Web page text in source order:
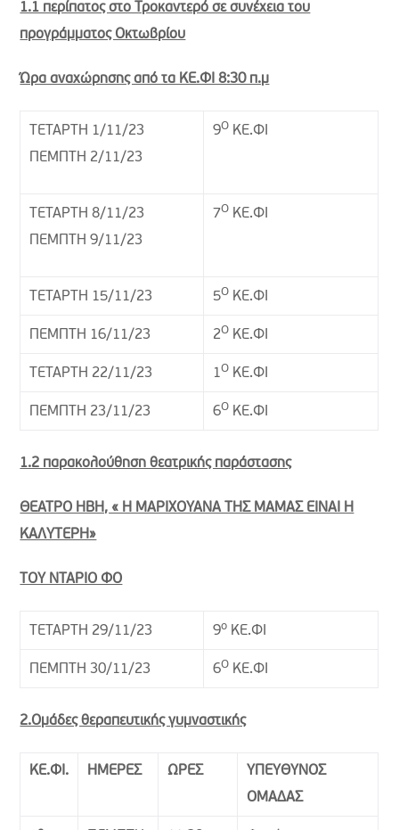
1.1 περίπατος στο Τροκαντερό σε συνέχεια του
προγράμματος Οκτωβρίου
Ώρα αναχώρησης από τα ΚΕ.ΦΙ 8:30 π.μ
ΤΕΤΑΡΤΗ 1/11/23
ΠΕΜΠΤΗ 2/11/23
9Ο ΚΕ.ΦΙ
ΤΕΤΑΡΤΗ 8/11/23
ΠΕΜΠΤΗ 9/11/23
7Ο ΚΕ.ΦΙ
ΤΕΤΑΡΤΗ 15/11/23 5Ο ΚΕ.ΦΙ
ΠΕΜΠΤΗ 16/11/23 2Ο ΚΕ.ΦΙ
ΤΕΤΑΡΤΗ 22/11/23 1Ο ΚΕ.ΦΙ
ΠΕΜΠΤΗ 23/11/23 6Ο ΚΕ.ΦΙ
1.2 παρακολούθηση θεατρικής παράστασης
ΘΕΑΤΡΟ ΗΒΗ, « Η ΜΑΡΙΧΟΥΑΝΑ ΤΗΣ ΜΑΜΑΣ ΕΙΝΑΙ Η
ΚΑΛΥΤΕΡΗ»
ΤΟΥ ΝΤΑΡΙΟ ΦΟ
ΤΕΤΑΡΤΗ 29/11/23 9ο ΚΕ.ΦΙ
ΠΕΜΠΤΗ 30/11/23 6Ο ΚΕ.ΦΙ
2.Ομάδες θεραπευτικής γυμναστικής
ΚΕ.ΦΙ. ΗΜΕΡΕΣ ΩΡΕΣ
ΥΠΕΥΘΥΝΟΣ
ΟΜΑΔΑΣ